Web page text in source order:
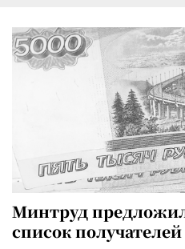
Минтруд
список